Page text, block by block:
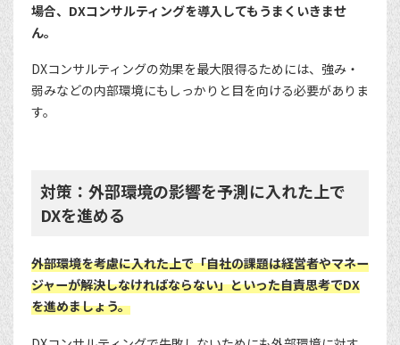
場合、DXコンサルティングを導入してもうまくいきませ
ん。
DXコンサルティングの効果を最大限得るためには、強み・
弱みなどの内部環境にもしっかりと目を向ける必要がありま
す。
対策：外部環境の影響を予測に入れた上で
DXを進める
外部環境を考慮に入れた上で「自社の課題は経営者やマネー
ジャーが解決しなければならない」といった自責思考でDX
を進めましょう。